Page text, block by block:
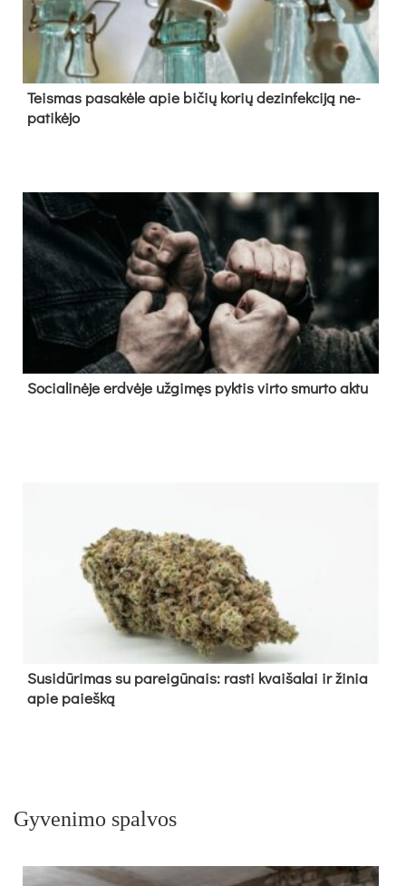
Teis­mas pa­sa­kė­le apie bi­čių ko­rių de­zin­fek­ci­ją ne­
pa­ti­kė­jo
So­cia­li­nė­je erd­vė­je už­gi­męs pyk­tis vir­to smur­to ak­tu
Su­si­dū­ri­mas su pa­rei­gū­nais: ras­ti kvai­ša­lai ir ži­nia
apie paieš­ką
Gyvenimo spalvos